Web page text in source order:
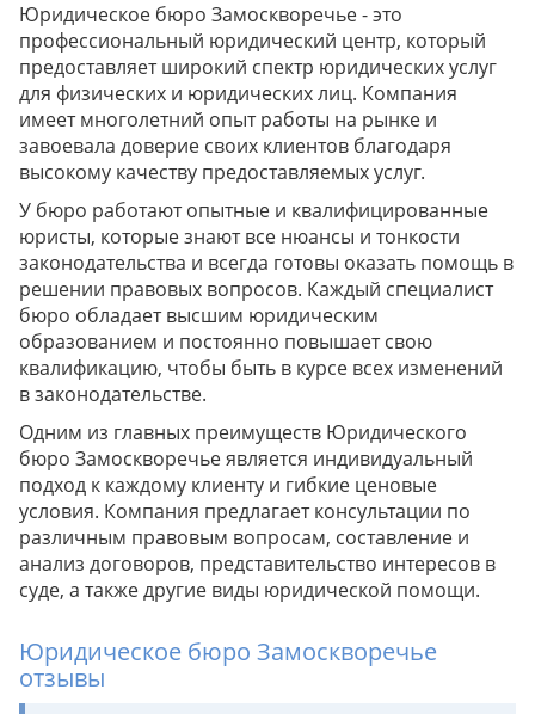
Юридическое бюро Замоскворечье - это
профессиональный юридический центр, который
предоставляет широкий спектр юридических услуг
для физических и юридических лиц. Компания
имеет многолетний опыт работы на рынке и
завоевала доверие своих клиентов благодаря
высокому качеству предоставляемых услуг.
У бюро работают опытные и квалифицированные
юристы, которые знают все нюансы и тонкости
законодательства и всегда готовы оказать помощь в
решении правовых вопросов. Каждый специалист
бюро обладает высшим юридическим
образованием и постоянно повышает свою
квалификацию, чтобы быть в курсе всех изменений
в законодательстве.
Одним из главных преимуществ Юридического
бюро Замоскворечье является индивидуальный
подход к каждому клиенту и гибкие ценовые
условия. Компания предлагает консультации по
различным правовым вопросам, составление и
анализ договоров, представительство интересов в
суде, а также другие виды юридической помощи.
Юридическое бюро Замоскворечье
отзывы